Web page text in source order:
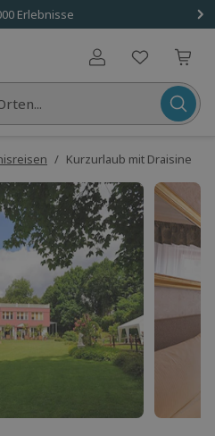
Erlebnisse
Benutzerkonto
/ Kurzurlaub mit